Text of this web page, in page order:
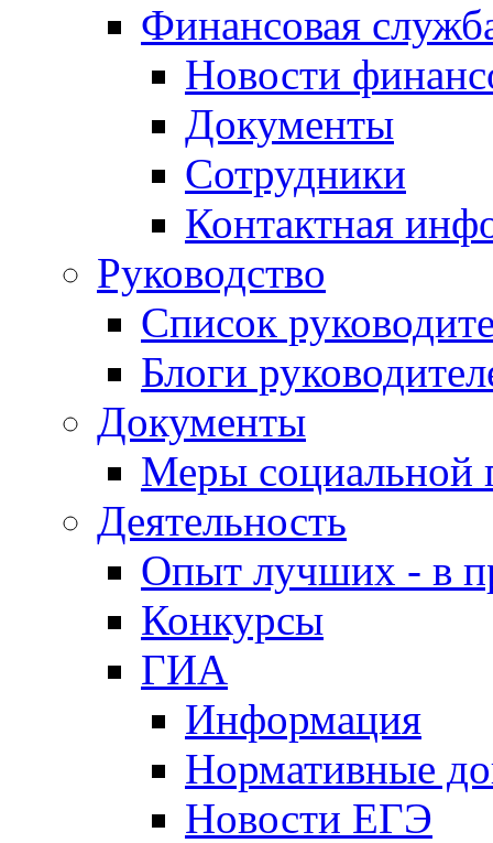
Финансовая
Новости
Документы
Сотрудники
Контактная
Руководство
Список
Блоги
Документы
Меры социальной
Деятельность
Опыт лучших - в
Конкурсы
ГИА
Информация
Нормативные
Новости ЕГЭ